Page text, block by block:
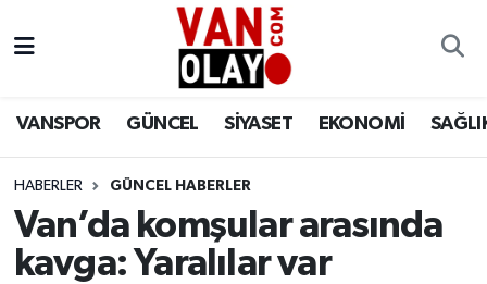
VANSPOR GÜNCEL SİYASET EKONOMİ
HABERLER GÜNCEL HABERLER
Van’da komşular arasında
kavga: Yaralılar var
Siyaset
Ekonomi
Van Nöbetçi Eczaneler
Van Namaz Vakitleri
Van Trafik Yoğunluk Haritası